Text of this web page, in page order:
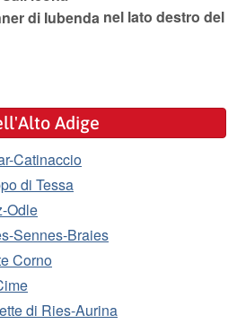
nel lato destro del
Adige
Catinaccio
di Tessa
Odle
Sennes-Braies
Corno
di Ries-Aurina